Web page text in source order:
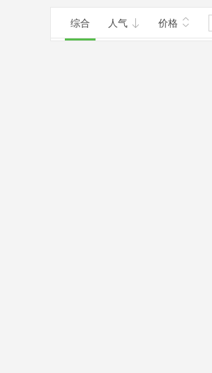
综合 人气 价格